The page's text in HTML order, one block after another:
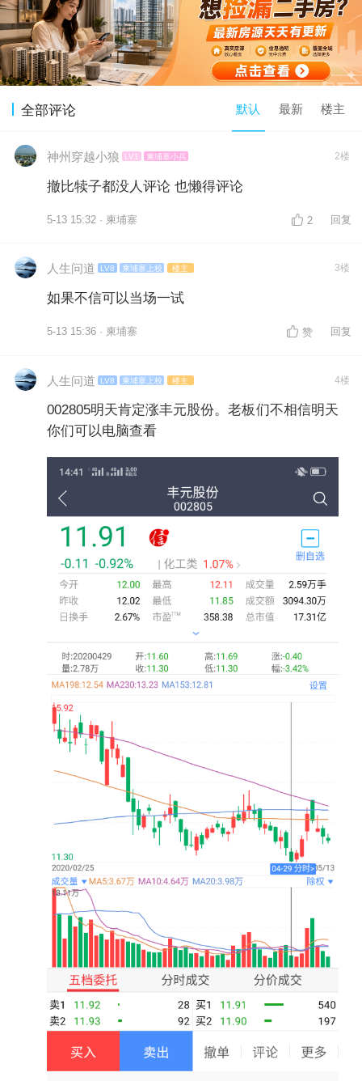
全部评论 默认 最新 楼主
神州穿越小狼 LV1 柬埔寨小兵 2楼
撤比犊子都没人评论 也懒得评论
5-13 15:32 · 柬埔寨 2 回复
人生问道 LV8 柬埔寨上校 楼主 3楼
如果不信可以当场一试
5-13 15:36 · 柬埔寨 赞 回复
人生问道 LV8 柬埔寨上校 楼主 4楼
002805明天肯定涨丰元股份。老板们不相信明天
你们可以电脑查看